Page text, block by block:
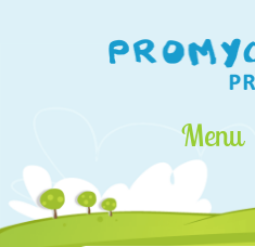
Menu
Nasz Promyczek
Oferta edukacyjna